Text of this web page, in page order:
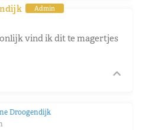
Admin
vind ik dit te magertjes
Droogendijk